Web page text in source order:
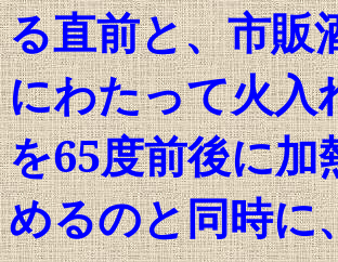
る直前と、市販
にわたって火入
を65度前後に加
めるのと同時に